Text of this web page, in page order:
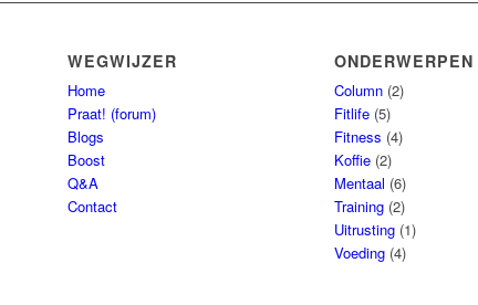
WEGWIJZER
Home
Praat! (forum)
Blogs
Boost
Q&A
Contact
ONDERWERPEN
Column (2)
Fitlife (5)
Fitness (4)
Koffie (2)
Mentaal (6)
Training (2)
Uitrusting (1)
Voeding (4)